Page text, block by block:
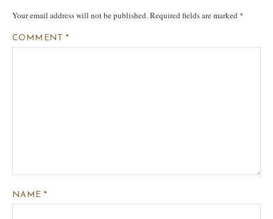
Your email address will not be published. Required fields are marked *
COMMENT*
NAME *